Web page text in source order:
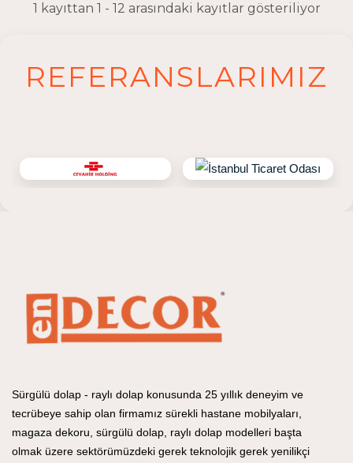
1 kayıttan 1 - 12 arasındaki kayıtlar gösteriliyor
REFERANSLARIMIZ
Sürgülü dolap - raylı dolap konusunda 25 yıllık deneyim ve
tecrübeye sahip olan firmamız sürekli hastane mobilyaları,
magaza dekoru, sürgülü dolap, raylı dolap modelleri başta
olmak üzere sektörümüzdeki gerek teknolojik gerek yenilikçi